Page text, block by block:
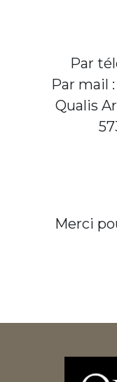
Par
Par mail
Qualis
Merci